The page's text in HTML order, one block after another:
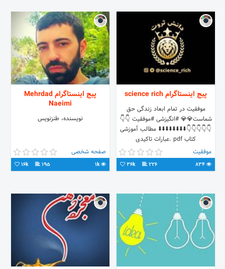
پیج اینستاگرام science rich
موفقیت در تمام ابعاد زندگی حق
شماست💎💎 #انگیزشی #موفقیت 👇👇
👇👇👇👇👇⬇️⬇️⬇️⬇️⬇️⬇️⬇️⬇️ مطالب آموزشی
کتاب pdf .عبارات تاکیدی
موفقیت
226
36k
پیج اینستاگرام Mehrdad
Naeimi
نویسنده، طنزنویس
صفحه شخصی
1k
195
16k